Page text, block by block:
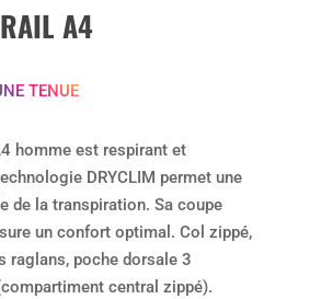
A4
TENUE
homme est respirant et
DRYCLIM permet une
de la transpiration. Sa coupe
un confort optimal. Col zippé,
raglans, poche dorsale 3
central zippé).